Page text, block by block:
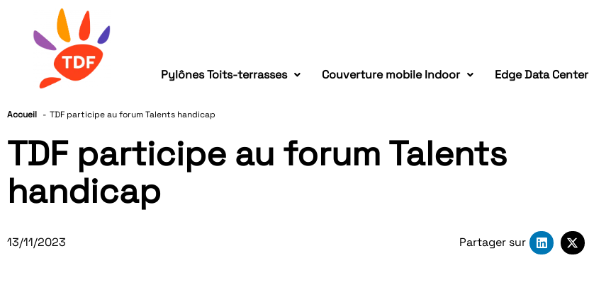
Pylônes Toits-terrasses Couverture mobile Indoor Edge Data Center
Accueil TDF participe au forum Talents handicap
TDF participe au forum Talents
handicap
13/11/2023 Partager sur